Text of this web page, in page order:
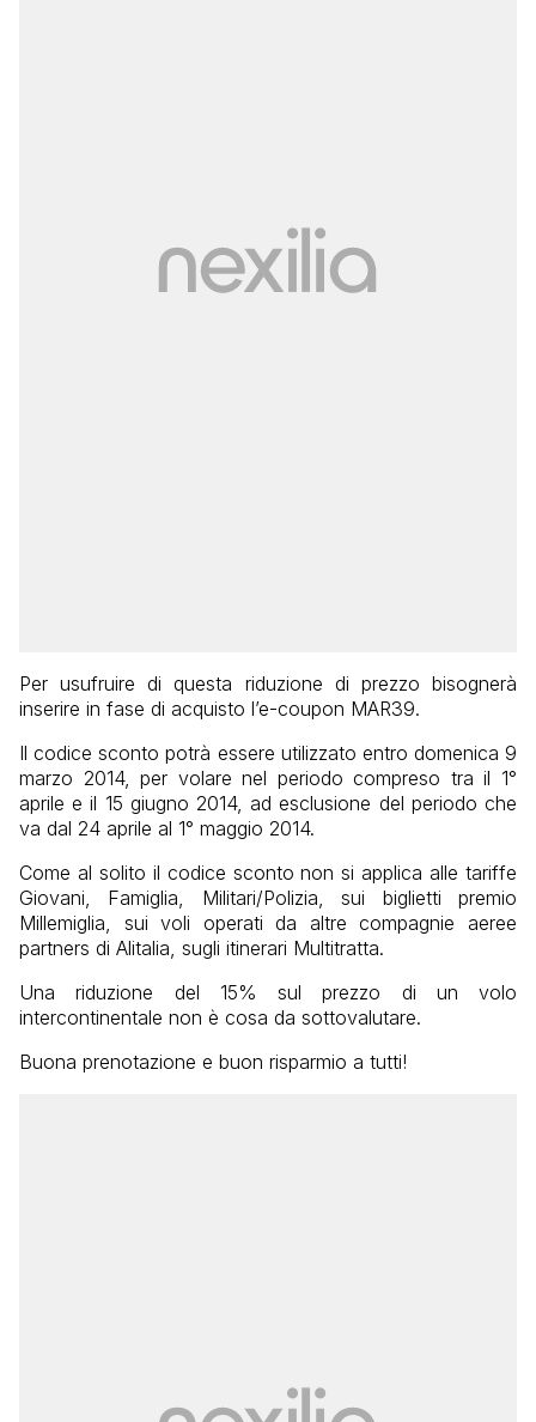
Per usufruire di questa riduzione di prezzo bisognerà
inserire in fase di acquisto l’e-coupon MAR39.
Il codice sconto potrà essere utilizzato entro domenica 9
marzo 2014, per volare nel periodo compreso tra il 1°
aprile e il 15 giugno 2014, ad esclusione del periodo che
va dal 24 aprile al 1° maggio 2014.
Come al solito il codice sconto non si applica alle tariffe
Giovani, Famiglia, Militari/Polizia, sui biglietti premio
Millemiglia, sui voli operati da altre compagnie aeree
partners di Alitalia, sugli itinerari Multitratta.
Una riduzione del 15% sul prezzo di un volo
intercontinentale non è cosa da sottovalutare.
Buona prenotazione e buon risparmio a tutti!